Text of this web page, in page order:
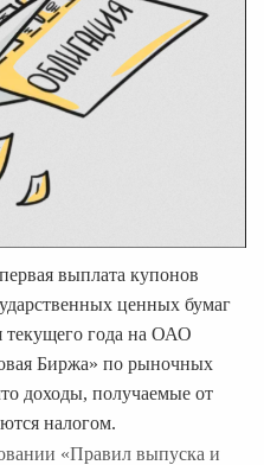
выплата купонов
ценных бумаг
года на ОАО
Биржа» по рыночных
доходы, получаемые от
налогом.
«Правил выпуска и